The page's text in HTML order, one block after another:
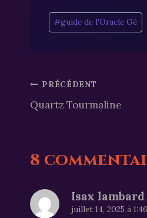
Étiquettes
de
#guide de l'Oracle Gé
Navigation
de
PRÉCÉDENT
Quartz Tourmaline
8
Isax lambard
juillet 14, 2025 à